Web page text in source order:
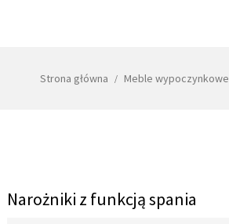
Strona główna Meble wypoczynkowe
Narożniki z funkcją spania